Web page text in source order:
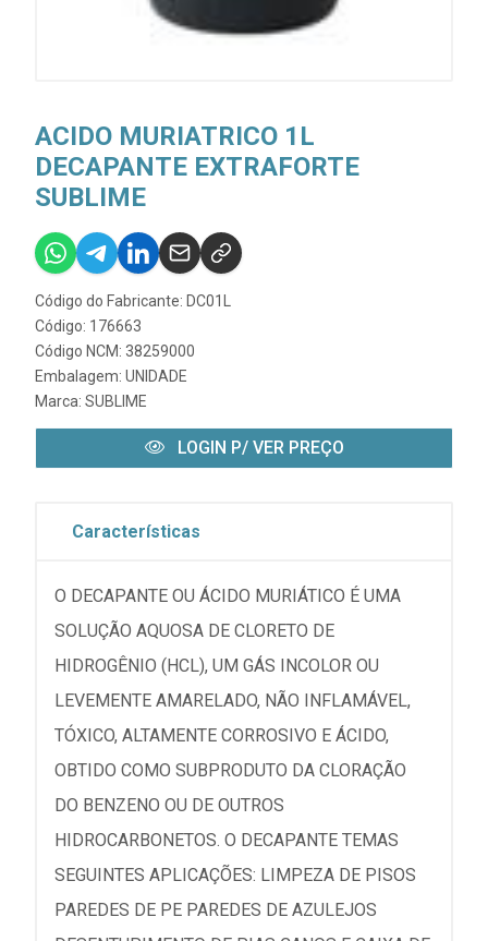
ACIDO MURIATRICO 1L
DECAPANTE EXTRAFORTE
SUBLIME
Código do Fabricante: DC01L
Código: 176663
Código NCM: 38259000
Embalagem: UNIDADE
Marca: SUBLIME
LOGIN P/ VER PREÇO
Características
O DECAPANTE OU ÁCIDO MURIÁTICO É UMA
SOLUÇÃO AQUOSA DE CLORETO DE
HIDROGÊNIO (HCL), UM GÁS INCOLOR OU
LEVEMENTE AMARELADO, NÃO INFLAMÁVEL,
TÓXICO, ALTAMENTE CORROSIVO E ÁCIDO,
OBTIDO COMO SUBPRODUTO DA CLORAÇÃO
DO BENZENO OU DE OUTROS
HIDROCARBONETOS. O DECAPANTE TEMAS
SEGUINTES APLICAÇÕES: LIMPEZA DE PISOS
PAREDES DE PE PAREDES DE AZULEJOS